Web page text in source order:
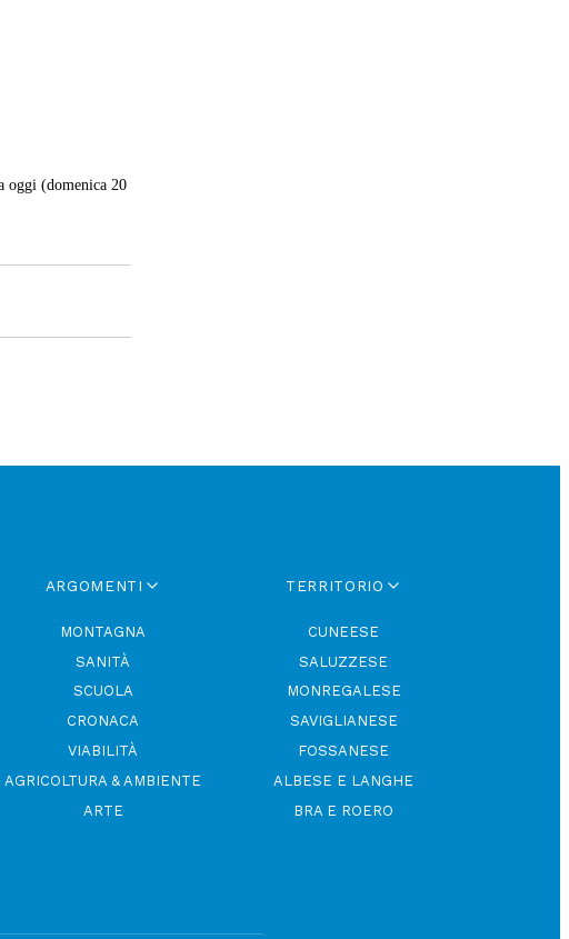
oggi (domenica 20
ARGOMENTI
MONTAGNA
SANITÀ
SCUOLA
CRONACA
VIABILITÀ
AGRICOLTURA & AMBIENTE
ARTE
TERRITORIO
CUNEESE
SALUZZESE
MONREGALESE
SAVIGLIANESE
FOSSANESE
ALBESE E LANGHE
BRA E ROERO